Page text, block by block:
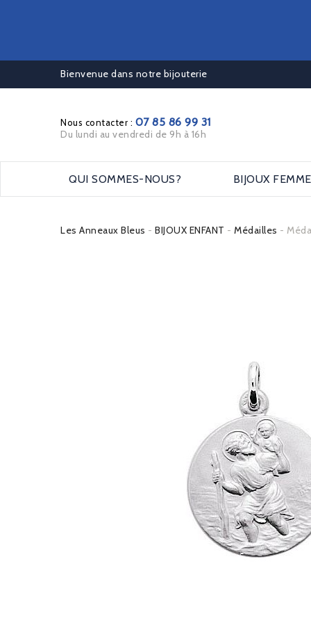
Bienvenue dans notre bijouterie
Nous contacter : 07 85 86 99 31
Du lundi au vendredi de 9h à 16h
QUI SOMMES-NOUS? BIJOUX FEMME
Les Anneaux Bleus BIJOUX ENFANT Médailles